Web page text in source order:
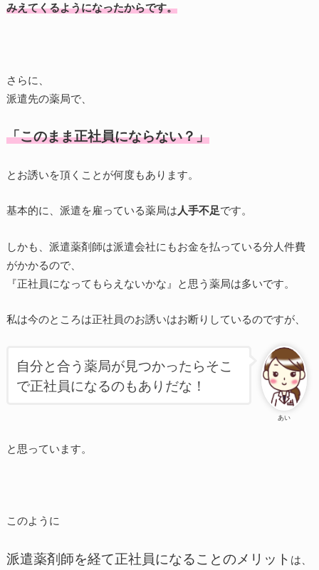
みえてくるようになったからです。
さらに、
派遣先の薬局で、
「このまま正社員にならない？」
とお誘いを頂くことが何度もあります。
基本的に、派遣を雇っている薬局は 人手不足です。
しかも、派遣薬剤師は派遣会社にもお金を払っている分人件費
がかかるので、
『正社員になってもらえないかな』と思う薬局は多いです。
私は今のところは正社員のお誘いはお断りしているのですが、
あい
自分と合う薬局が見つかったらそこ
で正社員になるのもありだな！
と思っています。
このように
派遣薬剤師を経て正社員になることのメリット は、